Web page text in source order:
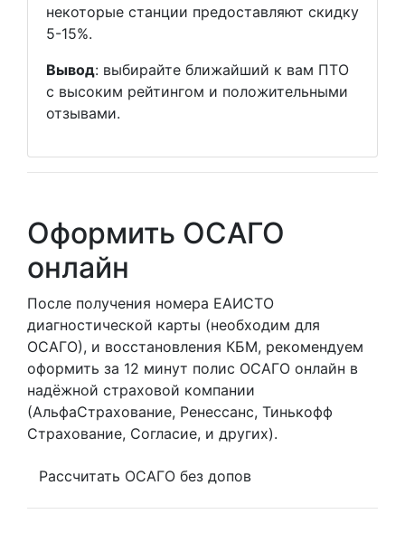
некоторые станции предоставляют скидку
5-15%.
Вывод: выбирайте ближайший к вам ПТО
с высоким рейтингом и положительными
отзывами.
Оформить ОСАГО
онлайн
После получения номера ЕАИСТО
диагностической карты (необходим для
ОСАГО), и восстановления КБМ, рекомендуем
оформить за 12 минут полис ОСАГО онлайн в
надёжной страховой компании
(АльфаСтрахование, Ренессанс, Тинькофф
Страхование, Согласие, и других).
Рассчитать ОСАГО без допов